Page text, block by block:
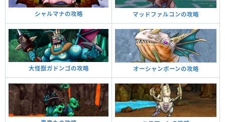
シャルマナの攻略 マッドファルコンの攻略
大怪獣ガドンゴの攻略 オーシャンボーンの攻略